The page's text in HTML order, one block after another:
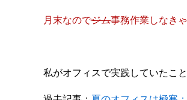
月末なのでジム事務作業しなきゃ
私がオフィスで実践していたこ